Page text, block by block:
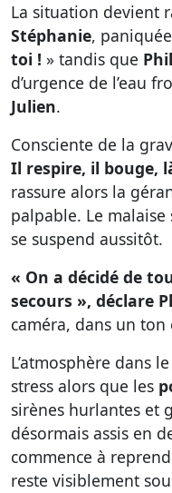
La situation devient
Stéphanie,
toi ! » tandis que
d’urgence de l’eau
Julien.
Consciente de la
Il respire, il bouge,
rassure alors la
palpable. Le
se suspend aussitôt.
« On a décidé de
secours », déclare
caméra, dans un ton
L’atmosphère dans
stress alors que les
sirènes hurlantes et
désormais assis en
commence à
reste visiblement